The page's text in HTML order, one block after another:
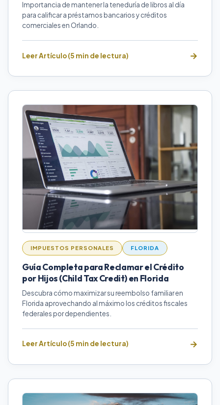
Importancia de mantener la teneduría de libros al día
para calificar a préstamos bancarios y créditos
comerciales en Orlando.
Leer Artículo (5 min de lectura)
IMPUESTOS PERSONALES FLORIDA
Guía Completa para Reclamar el Crédito
por Hijos (Child Tax Credit) en Florida
Descubra cómo maximizar su reembolso familiar en
Florida aprovechando al máximo los créditos fiscales
federales por dependientes.
Leer Artículo (5 min de lectura)